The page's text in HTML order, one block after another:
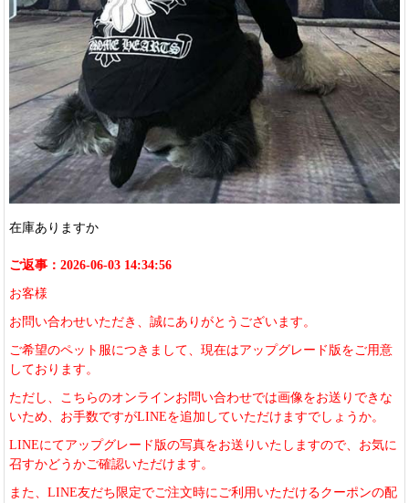
在庫ありますか
ご返事：2026-06-03 14:34:56
お客様
お問い合わせいただき、誠にありがとうございます。
ご希望のペット服につきまして、現在はアップグレード版をご用意
しております。
ただし、こちらのオンラインお問い合わせでは画像をお送りできな
いため、お手数ですがLINEを追加していただけますでしょうか。
LINEにてアップグレード版の写真をお送りいたしますので、お気に
召すかどうかご確認いただけます。
また、LINE友だち限定でご注文時にご利用いただけるクーポンの配